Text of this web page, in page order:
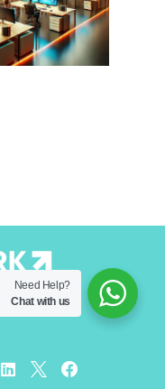
Need Help?
Chat with us